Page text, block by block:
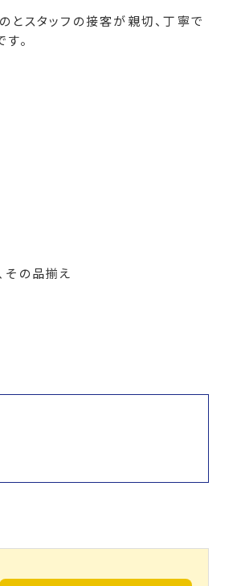
とスタッフの接客が親切、丁寧で
。
その品揃え